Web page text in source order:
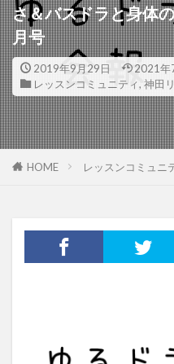
さ＆バスドラと身体
月号
2019年9月29日
2021年
レッスンコミュニティ, 神田
HOME レッスンコミュニ